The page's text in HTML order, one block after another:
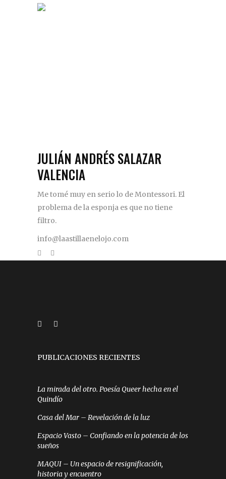
JULIÁN ANDRÉS SALAZAR
VALENCIA
Me tomé muy en serio lo de Montessori. El
problema de la esponja es que no tiene
filtro.
info@laastillaenelojo.com
PUBLICACIONES RECIENTES
La mirada del otro. Poesía Queer hecha en el
Quindío
Casa del Mar – Revelación de la luz
Espacio Vasto – Confiando en la potencia de los
sueños
MAQUI – Un espacio de resignificación,
historia y encuentro